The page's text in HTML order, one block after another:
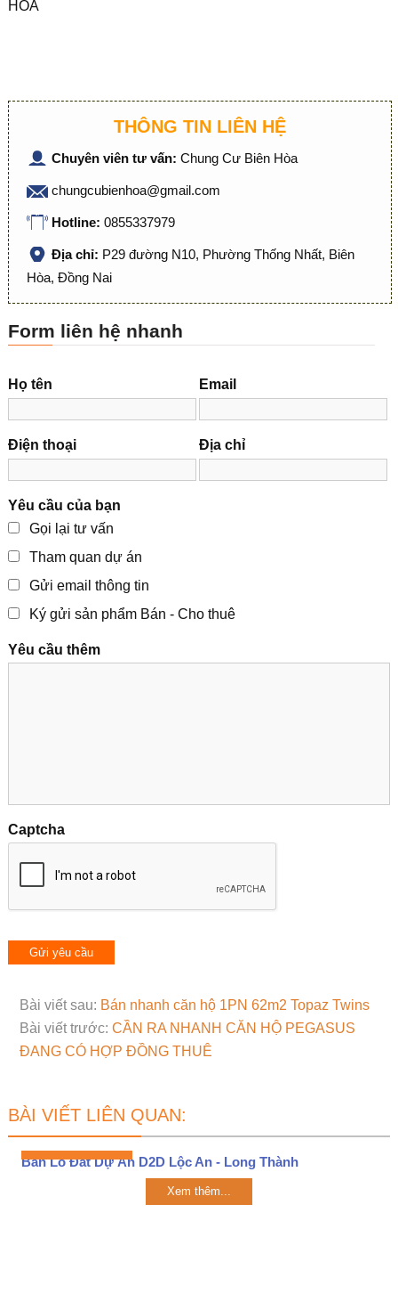
HÒA
THÔNG TIN LIÊN HỆ
Chuyên viên tư vấn: Chung Cư Biên Hòa
chungcubienhoa@gmail.com
Hotline: 0855337979
Địa chỉ: P29 đường N10, Phường Thống Nhất, Biên
Hòa, Đồng Nai
Form liên hệ nhanh
Họ tên Email
Điện thoại Địa chỉ
Yêu cầu của bạn
Gọi lại tư vấn
Tham quan dự án
Gửi email thông tin
Ký gửi sản phẩm Bán - Cho thuê
Yêu cầu thêm
Captcha
Bài viết sau: Bán nhanh căn hộ 1PN 62m2 Topaz Twins
Bài viết trước: CẦN RA NHANH CĂN HỘ PEGASUS
ĐANG CÓ HỢP ĐỒNG THUÊ
BÀI VIẾT LIÊN QUAN:
Bán Lô Đất Dự Án D2D Lộc An - Long Thành
Xem thêm...